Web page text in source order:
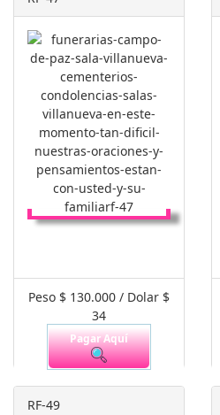
Peso $ 130.000 / Dolar $
34
Pagar Aquí
RF-49